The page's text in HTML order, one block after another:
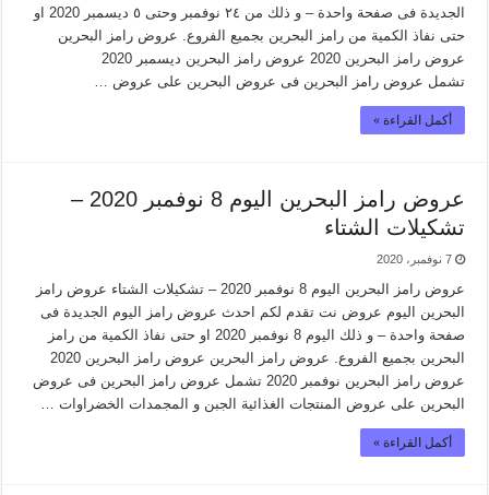
الجديدة فى صفحة واحدة – و ذلك من ٢٤ نوفمبر وحتى ٥ ديسمبر 2020 او
حتى نفاذ الكمية من رامز البحرين بجميع الفروع. عروض رامز البحرين
عروض رامز البحرين 2020 عروض رامز البحرين ديسمبر 2020
تشمل عروض رامز البحرين فى عروض البحرين على عروض …
أكمل القراءة »
عروض رامز البحرين اليوم 8 نوفمبر 2020 –
تشكيلات الشتاء
7 نوفمبر، 2020
عروض رامز البحرين اليوم 8 نوفمبر 2020 – تشكيلات الشتاء عروض رامز
البحرين اليوم عروض نت تقدم لكم احدث عروض رامز اليوم الجديدة فى
صفحة واحدة – و ذلك اليوم 8 نوفمبر 2020 او حتى نفاذ الكمية من رامز
البحرين بجميع الفروع. عروض رامز البحرين عروض رامز البحرين 2020
عروض رامز البحرين نوفمبر 2020 تشمل عروض رامز البحرين فى عروض
البحرين على عروض المنتجات الغذائية الجبن و المجمدات الخضراوات …
أكمل القراءة »